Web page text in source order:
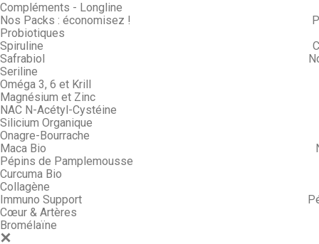
Compléments - Longline
Nos Packs : économisez !
Probiotiques
Spiruline
Safrabiol
Seriline
Oméga 3, 6 et Krill
Magnésium et Zinc
NAC N-Acétyl-Cystéine
Silicium Organique
Onagre-Bourrache
Maca Bio
Pépins de Pamplemousse
Curcuma Bio
Collagène
Immuno Support
Cœur & Artères
Bromélaïne